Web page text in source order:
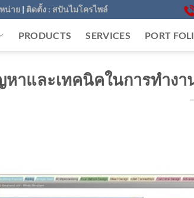
น่าย | ติดตั้ง : สปันไมโครไพล์
PRODUCTS SERVICES PORT
าและเทคนิคในการทำงา